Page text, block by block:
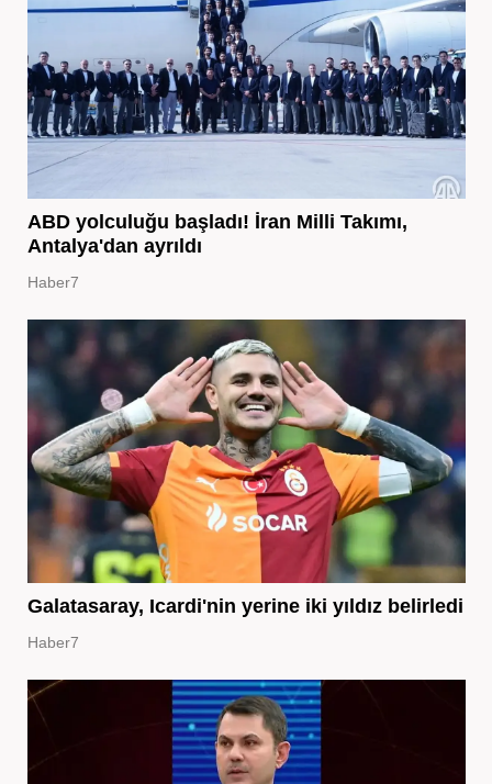
ABD yolculuğu başladı! İran Milli Takımı,
Antalya'dan ayrıldı
Haber7
Galatasaray, Icardi'nin yerine iki yıldız belirledi
Haber7